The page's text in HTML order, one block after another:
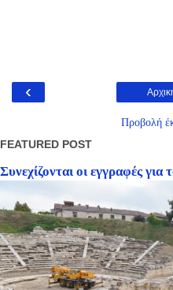
‹
Προβολή
FEATURED POST
Συνεχίζονται οι εγγραφές